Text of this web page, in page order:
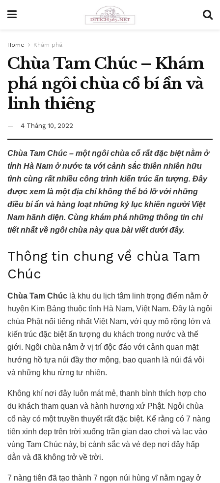
Home Khám phá
Chùa Tam Chúc – Khám
phá ngôi chùa cổ bí ẩn và
linh thiêng
4 Tháng 10, 2022
Chùa Tam Chúc – một ngôi chùa cổ rất đặc biệt nằm ở
tỉnh Hà Nam ở nước ta với cảnh sắc thiên nhiên hữu
tình cùng rất nhiều công trình kiến trúc ấn tượng. Đây
được xem là một địa chỉ không thể bỏ lỡ với những
điều bí ẩn và hàng loạt những kỷ lục khiến người Việt
Nam hãnh diện. Cùng khám phá những thông tin chi
tiết nhất về ngôi chùa này qua bài viết dưới đây.
Thông tin chung về chùa Tam
Chúc
Chùa Tam Chúc là khu du lịch tâm linh trọng điểm nằm ở
huyện Kim Bảng thuộc tỉnh Hà Nam, Việt Nam. Đây là ngôi
chùa Phật nổi tiếng nhất Việt Nam, với quy mô rộng lớn và
kiến trúc đặc biệt ấn tượng du khách trong nước và thế
giới. Ngôi chùa nằm ở vị trí độc đáo với cảnh quan mặt
hướng hồ tựa núi đầy thơ mộng, bao quanh là núi đá vôi
và những khu rừng tự nhiên.
Không khí nơi đây luôn mát mẻ, thanh bình thích hợp cho
du khách tham quan và hành hương xứ Phật. Ngôi chùa
cổ này có một truyền thuyết rất đặc biệt. Kể rằng có 7 nàng
tiên xinh đẹp trên trời xuống trần gian dạo chơi và lạc vào
vùng Tam Chúc này, bị cảnh sắc và vẻ đẹp nơi đây hấp
dẫn và đã không trở về trời.
7 nàng tiên đã tạo thành 7 ngọn núi hùng vĩ nằm ngay ở